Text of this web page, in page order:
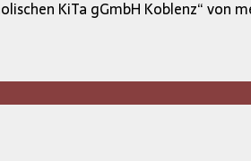
KiTa gGmbH Koblenz“ von